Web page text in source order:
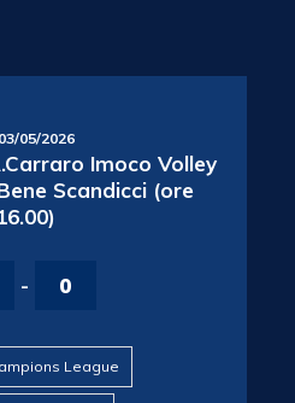
03/05/2026
Imoco Volley
Scandicci (ore
- 0
League